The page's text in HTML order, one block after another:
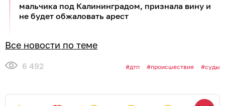
мальчика под Калининградом, признала вину и
не будет обжаловать арест
Все новости по теме
6 492 дтп происшествия суды